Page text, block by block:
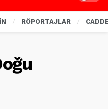
RÖPORTAJLAR